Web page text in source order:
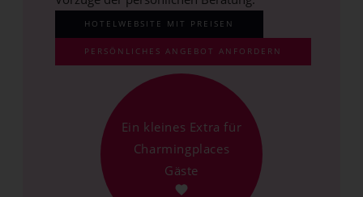
HOTELWEBSITE MIT PREISEN
PERSÖNLICHES ANGEBOT ANFORDERN
Ein kleines Extra für
Charmingplaces
Gäste